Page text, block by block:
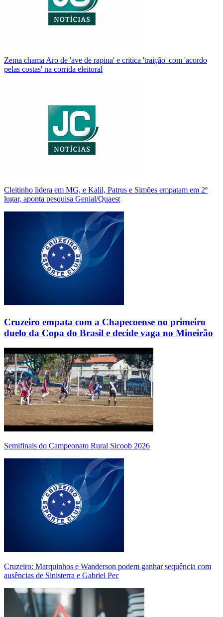
Zema chama Aro de 'ave de rapina' e critica 'traição' com 'acordo
pelas costas' na corrida eleitoral
Cleitinho lidera em MG, e Kalil, Patrus e Simões empatam em 2º
lugar, aponta pesquisa Genial/Quaest
Cruzeiro empata com a Chapecoense no primeiro
duelo da Copa do Brasil e decide vaga no Mineirão
Semifinais do Campeonato Rural Sicoob 2026
Cruzeiro: Marquinhos e Wanderson podem ganhar sequência com
ausências de Sinisterra e Gabriel Pec